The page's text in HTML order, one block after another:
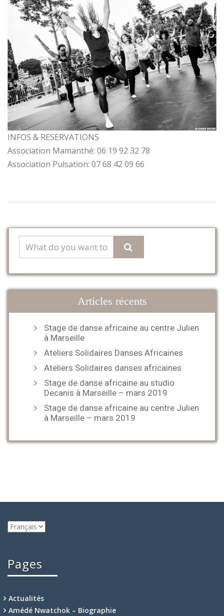
INFOS & RESERVATIONS
Association Mamanthé: 06 19 92 32 78
Association Pulsation: 07 68 42 09 66
Articles récents
Stage de danse africaine au centre Julien
à Marseille
Ateliers Solidaires Danses Africaines
Ateliers Solidaires danses africaines
Stage de danse africaine au studio
Decanis à Marseille – mars 2019
Stage de danse africaine au centre Julien
à Marseille – mars 2019
Choisir
une
Pages
Actualités
Amédé Nwatchok – Biographie